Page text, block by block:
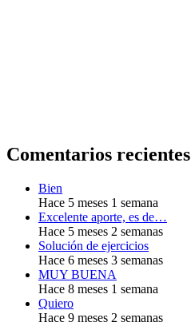
Comentarios recientes
Bien
Hace 5 meses 1 semana
Excelente aporte, es de…
Hace 5 meses 2 semanas
Solución de ejercicios
Hace 6 meses 3 semanas
MUY BUENA
Hace 8 meses 1 semana
Quiero
Hace 9 meses 2 semanas